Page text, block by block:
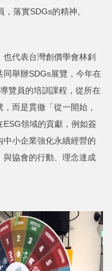
落實SDGs的精神。
代表台灣創價學會林釗
舉辦SDGs展覽，今年在
覽員的培訓課程，從所在
而是貫徹「從一開始，
領域的貢獻，例如簽
小企業強化永續經營的
協會的行動、理念達成